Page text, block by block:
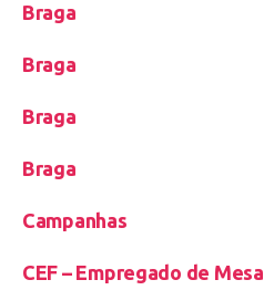
Braga
Braga
Braga
Braga
Campanhas
CEF – Empregado de Mesa